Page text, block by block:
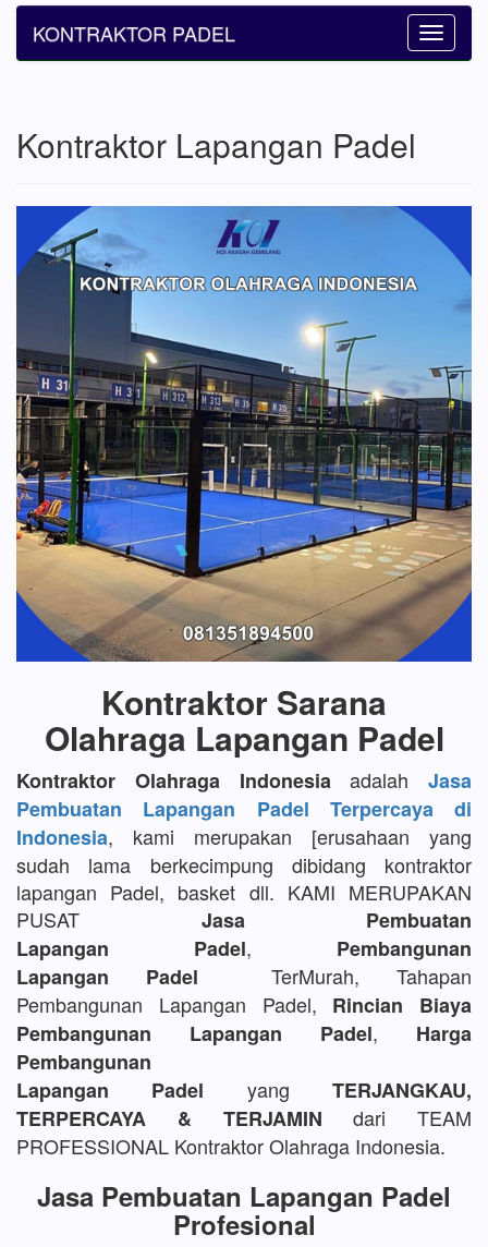
Toggle
KONTRAKTOR PADEL
Kontraktor Lapangan Padel
Kontraktor Sarana
Olahraga Lapangan Padel
Kontraktor Olahraga Indonesia adalah Jasa
Pembuatan Lapangan Padel Terpercaya di
Indonesia, kami merupakan [erusahaan yang
sudah lama berkecimpung dibidang kontraktor
lapangan Padel, basket dll. KAMI MERUPAKAN
PUSAT Jasa Pembuatan
Lapangan Padel, Pembangunan
Lapangan Padel TerMurah, Tahapan
Pembangunan Lapangan Padel, Rincian Biaya
Pembangunan Lapangan Padel, Harga
Pembangunan
Lapangan Padel yangTERJANGKAU,
TERPERCAYA & TERJAMIN dari TEAM
PROFESSIONAL Kontraktor Olahraga Indonesia.
Jasa Pembuatan Lapangan Padel
Profesional